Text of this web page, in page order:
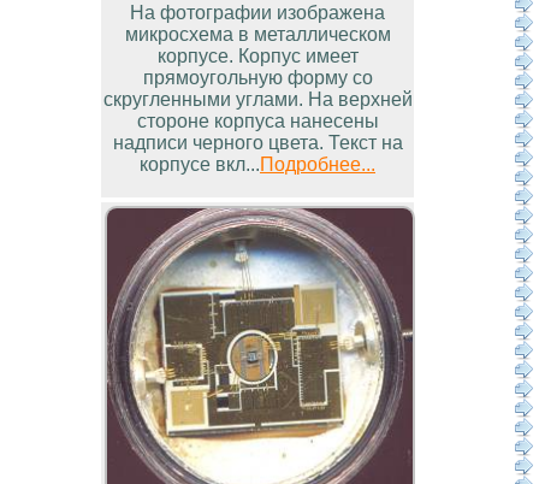
На фотографии изображена
микросхема в металлическом
корпусе. Корпус имеет
прямоугольную форму со
скругленными углами. На верхней
стороне корпуса нанесены
надписи черного цвета. Текст на
корпусе вкл...Подробнее...